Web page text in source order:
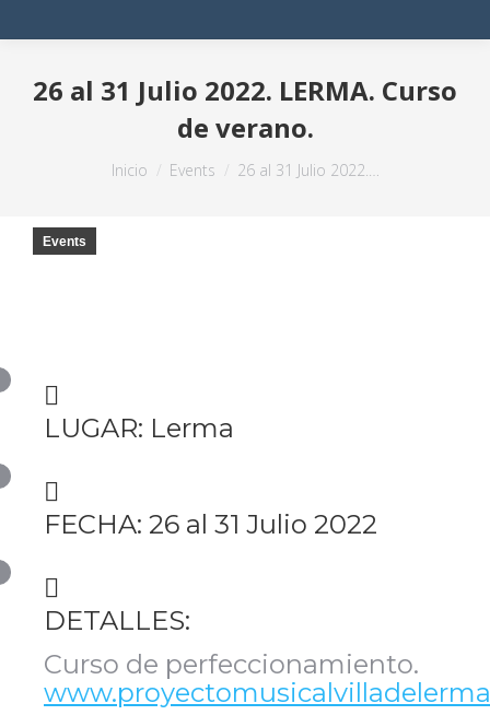
26 al 31 Julio 2022. LERMA. Curso
de verano.
Estás aquí:
Inicio Events 26 al 31 Julio 2022.…
Events
LUGAR: Lerma
FECHA: 26 al 31 Julio 2022
DETALLES:
Curso de perfeccionamiento.